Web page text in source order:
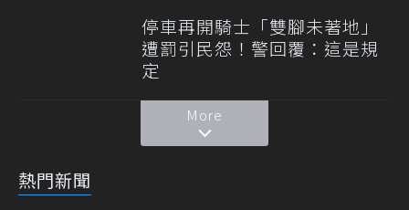
停車再開騎士「雙腳未著地」
遭罰引民怨！警回覆：這是規
定
More
熱門新聞